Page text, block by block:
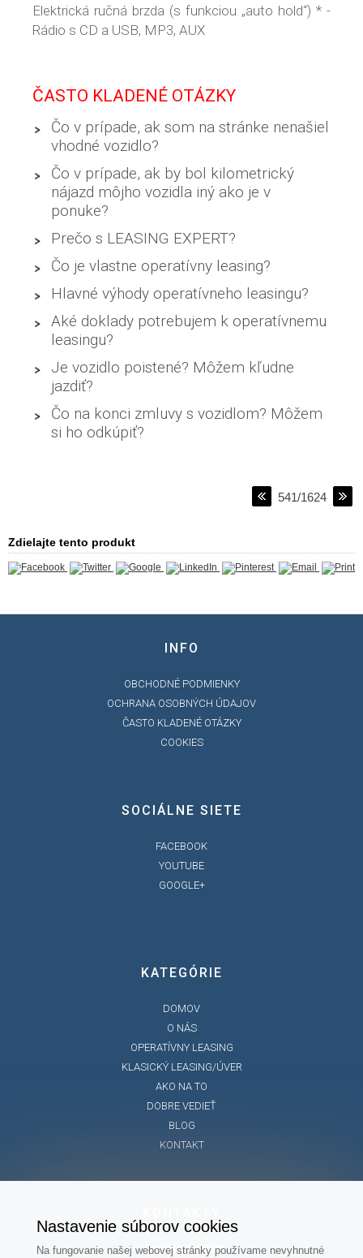
Elektrická ručná brzda (s funkciou „auto hold“) * -
Rádio s CD a USB, MP3, AUX
ČASTO KLADENÉ OTÁZKY
Čo v prípade, ak som na stránke nenašiel
vhodné vozidlo?
Čo v prípade, ak by bol kilometrický
nájazd môjho vozidla iný ako je v
ponuke?
Prečo s LEASING EXPERT?
Čo je vlastne operatívny leasing?
Hlavné výhody operatívneho leasingu?
Aké doklady potrebujem k operatívnemu
leasingu?
Je vozidlo poistené? Môžem kľudne
jazdiť?
Čo na konci zmluvy s vozidlom? Môžem
si ho odkúpiť?
541/1624
Zdielajte tento produkt
INFO
OBCHODNÉ PODMIENKY
OCHRANA OSOBNÝCH ÚDAJOV
ČASTO KLADENÉ OTÁZKY
COOKIES
SOCIÁLNE SIETE
FACEBOOK
YOUTUBE
GOOGLE+
KATEGÓRIE
DOMOV
O NÁS
OPERATÍVNY LEASING
KLASICKÝ LEASING/ÚVER
AKO NA TO
DOBRE VEDIEŤ
BLOG
KONTAKT
LEASING EXPERT
Nastavenie súborov cookies
Na fungovanie našej webovej stránky používame nevyhnutné